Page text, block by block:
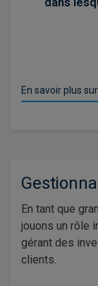
En savoir plus
En tant que
jouons un rôle
gérant des
clients.